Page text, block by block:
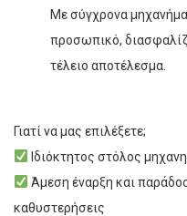
Με σύγχρονα
προσωπικό,
τέλειο αποτέλεσμα.
Γιατί να μας επιλέξετε;
Ιδιόκτητος στόλος
Άμεση έναρξη και
καθυστερήσεις